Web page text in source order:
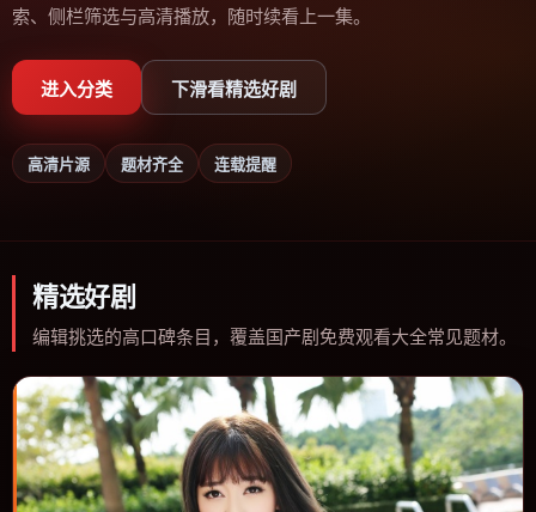
索、侧栏筛选与高清播放，随时续看上一集。
进入分类 下滑看精选好剧
高清片源 题材齐全 连载提醒
精选好剧
编辑挑选的高口碑条目，覆盖国产剧免费观看大全常见题材。